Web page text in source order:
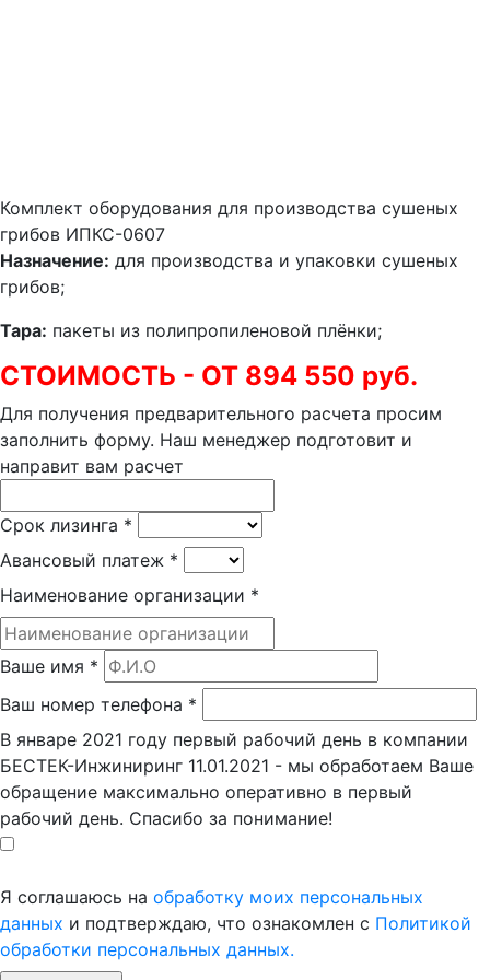
Комплект оборудования для производства сушеных
грибов ИПКС-0607
Назначение: для производства и упаковки сушеных
грибов;
Тара: пакеты из полипропиленовой плёнки;
СТОИМОСТЬ - ОТ 894 550 руб.
Для получения предварительного расчета просим
заполнить форму. Наш менеджер подготовит и
направит вам расчет
Срок лизинга *
Авансовый платеж *
Наименование организации *
Ваше имя *
Ваш номер телефона *
В январе 2021 году первый рабочий день в компании
БЕСТЕК-Инжиниринг 11.01.2021 - мы обработаем Ваше
обращение максимально оперативно в первый
рабочий день. Спасибо за понимание!
Я соглашаюсь на обработку моих персональных
данных и подтверждаю, что ознакомлен с Политикой
обработки персональных данных.